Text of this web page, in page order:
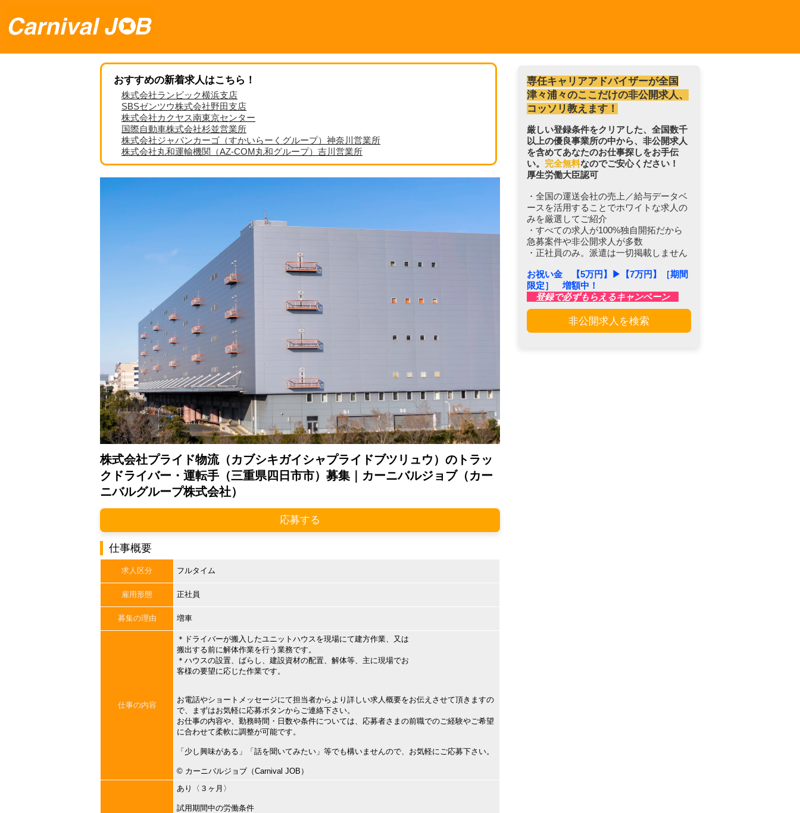
おすすめの新着求人はこちら！
株式会社ランビック横浜支店
SBSゼンツウ株式会社野田支店
株式会社カクヤス南東京センター
国際自動車株式会社杉並営業所
株式会社ジャパンカーゴ（すかいらーくグループ）神奈川営業所
株式会社丸和運輸機関（AZ-COM丸和グループ）吉川営業所
株式会社プライド物流（カブシキガイシャプライドブツリュウ）のトラッ
クドライバー・運転手（三重県四日市市）募集｜カーニバルジョブ（カー
ニバルグループ株式会社）
応募する
仕事概要
求人区分 フルタイム
雇用形態 正社員
募集の理由 増車
仕事の内容
＊ドライバーが搬入したユニットハウスを現場にて建方作業、又は
搬出する前に解体作業を行う業務です。
＊ハウスの設置、ばらし、建設資材の配置、解体等、主に現場でお
客様の要望に応じた作業です。
お電話やショートメッセージにて担当者からより詳しい求人概要をお伝えさせて頂きますの
で、まずはお気軽に応募ボタンからご連絡下さい。
お仕事の内容や、勤務時間・日数や条件については、応募者さまの前職でのご経験やご希望
に合わせて柔軟に調整が可能です。
「少し興味がある」「話を聞いてみたい」等でも構いませんので、お気軽にご応募下さい。
©︎ カーニバルジョブ（Carnival JOB）
あり〈３ヶ月〉
試用期間中の労働条件
専任キャリアアドバイザーが全国
津々浦々のここだけの非公開求人、
コッソリ教えます！
厳しい登録条件をクリアした、全国数千
以上の優良事業所の中から、非公開求人
を含めてあなたのお仕事探しをお手伝
い。 完全無料なのでご安心ください！
厚生労働大臣認可
・全国の運送会社の売上／給与データベ
ースを活用することでホワイトな求人の
みを厳選してご紹介
・すべての求人が100%独自開拓だから
急募案件や非公開求人が多数
・正社員のみ。派遣は一切掲載しません
お祝い金 【5万円】▶︎【7万円】［期間
限定］ 増額中！
登録で必ずもらえるキャンペーン
非公開求人を検索